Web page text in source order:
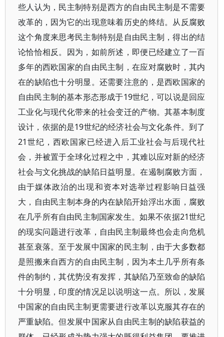
些人认为，民主制特别是西方的自由民主制是不需要
改革的，因为它的出现意味着历史的终结。从反腐败
这个角度来思考民主制特别是自由民主制，得出的结
论恰恰相反。因为，如前所述，即便已经建立了一百
多年的西欧国家的自由民主制，在应对腐败时，其内
在的缺陷也十分明显。还需要注意的，是西欧国家的
自由民主制的基本形态形成于19世纪，可以说是回应
工业化与现代化带来的社会变迁的产物。其基本制度
设计，依据的是19世纪的经济社会与文化条件。到了
21世纪，西欧国家已经进入后工业社会与后现代社
会，并被置于全球化过程之中，其难以应对新的经济
社会与文化挑战的缺陷日益明显。在遏制腐败方面，
由于媒体政治的出现和资本对选举过程影响日益强
大，自由民主制本身的内在缺陷开始浮出水面，腐败
在几乎所有自由民主制国家发生。如果不依据21世纪
的现实问题进行改革，自由民主制最终也会走向危机
甚至衰落。至于发展中国家的民主制，由于大多数都
是照搬来自西方的自由民主制，因为本土几乎所有条
件的制约，其优势没有发挥，其缺陷乃至致命的缺陷
十分明显，印度的情况足以说明这一点。所以，发展
中国家的自由民主制更需要进行改革以克服其存在的
严重缺陷。但发展中国家从自由民主制的缺陷获益的